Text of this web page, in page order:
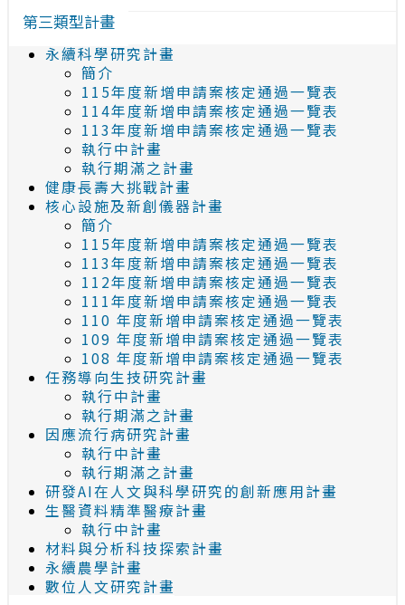
第三類型計畫
永續科學研究計畫
簡介
115年度新增申請案核定通過一覽表
114年度新增申請案核定通過一覽表
113年度新增申請案核定通過一覽表
執行中計畫
執行期滿之計畫
健康長壽大挑戰計畫
核心設施及新創儀器計畫
簡介
115年度新增申請案核定通過一覽表
113年度新增申請案核定通過一覽表
112年度新增申請案核定通過一覽表
111年度新增申請案核定通過一覽表
110 年度新增申請案核定通過一覽表
109 年度新增申請案核定通過一覽表
108 年度新增申請案核定通過一覽表
任務導向生技研究計畫
執行中計畫
執行期滿之計畫
因應流行病研究計畫
執行中計畫
執行期滿之計畫
研發AI在人文與科學研究的創新應用計畫
生醫資料精準醫療計畫
執行中計畫
材料與分析科技探索計畫
永續農學計畫
數位人文研究計畫